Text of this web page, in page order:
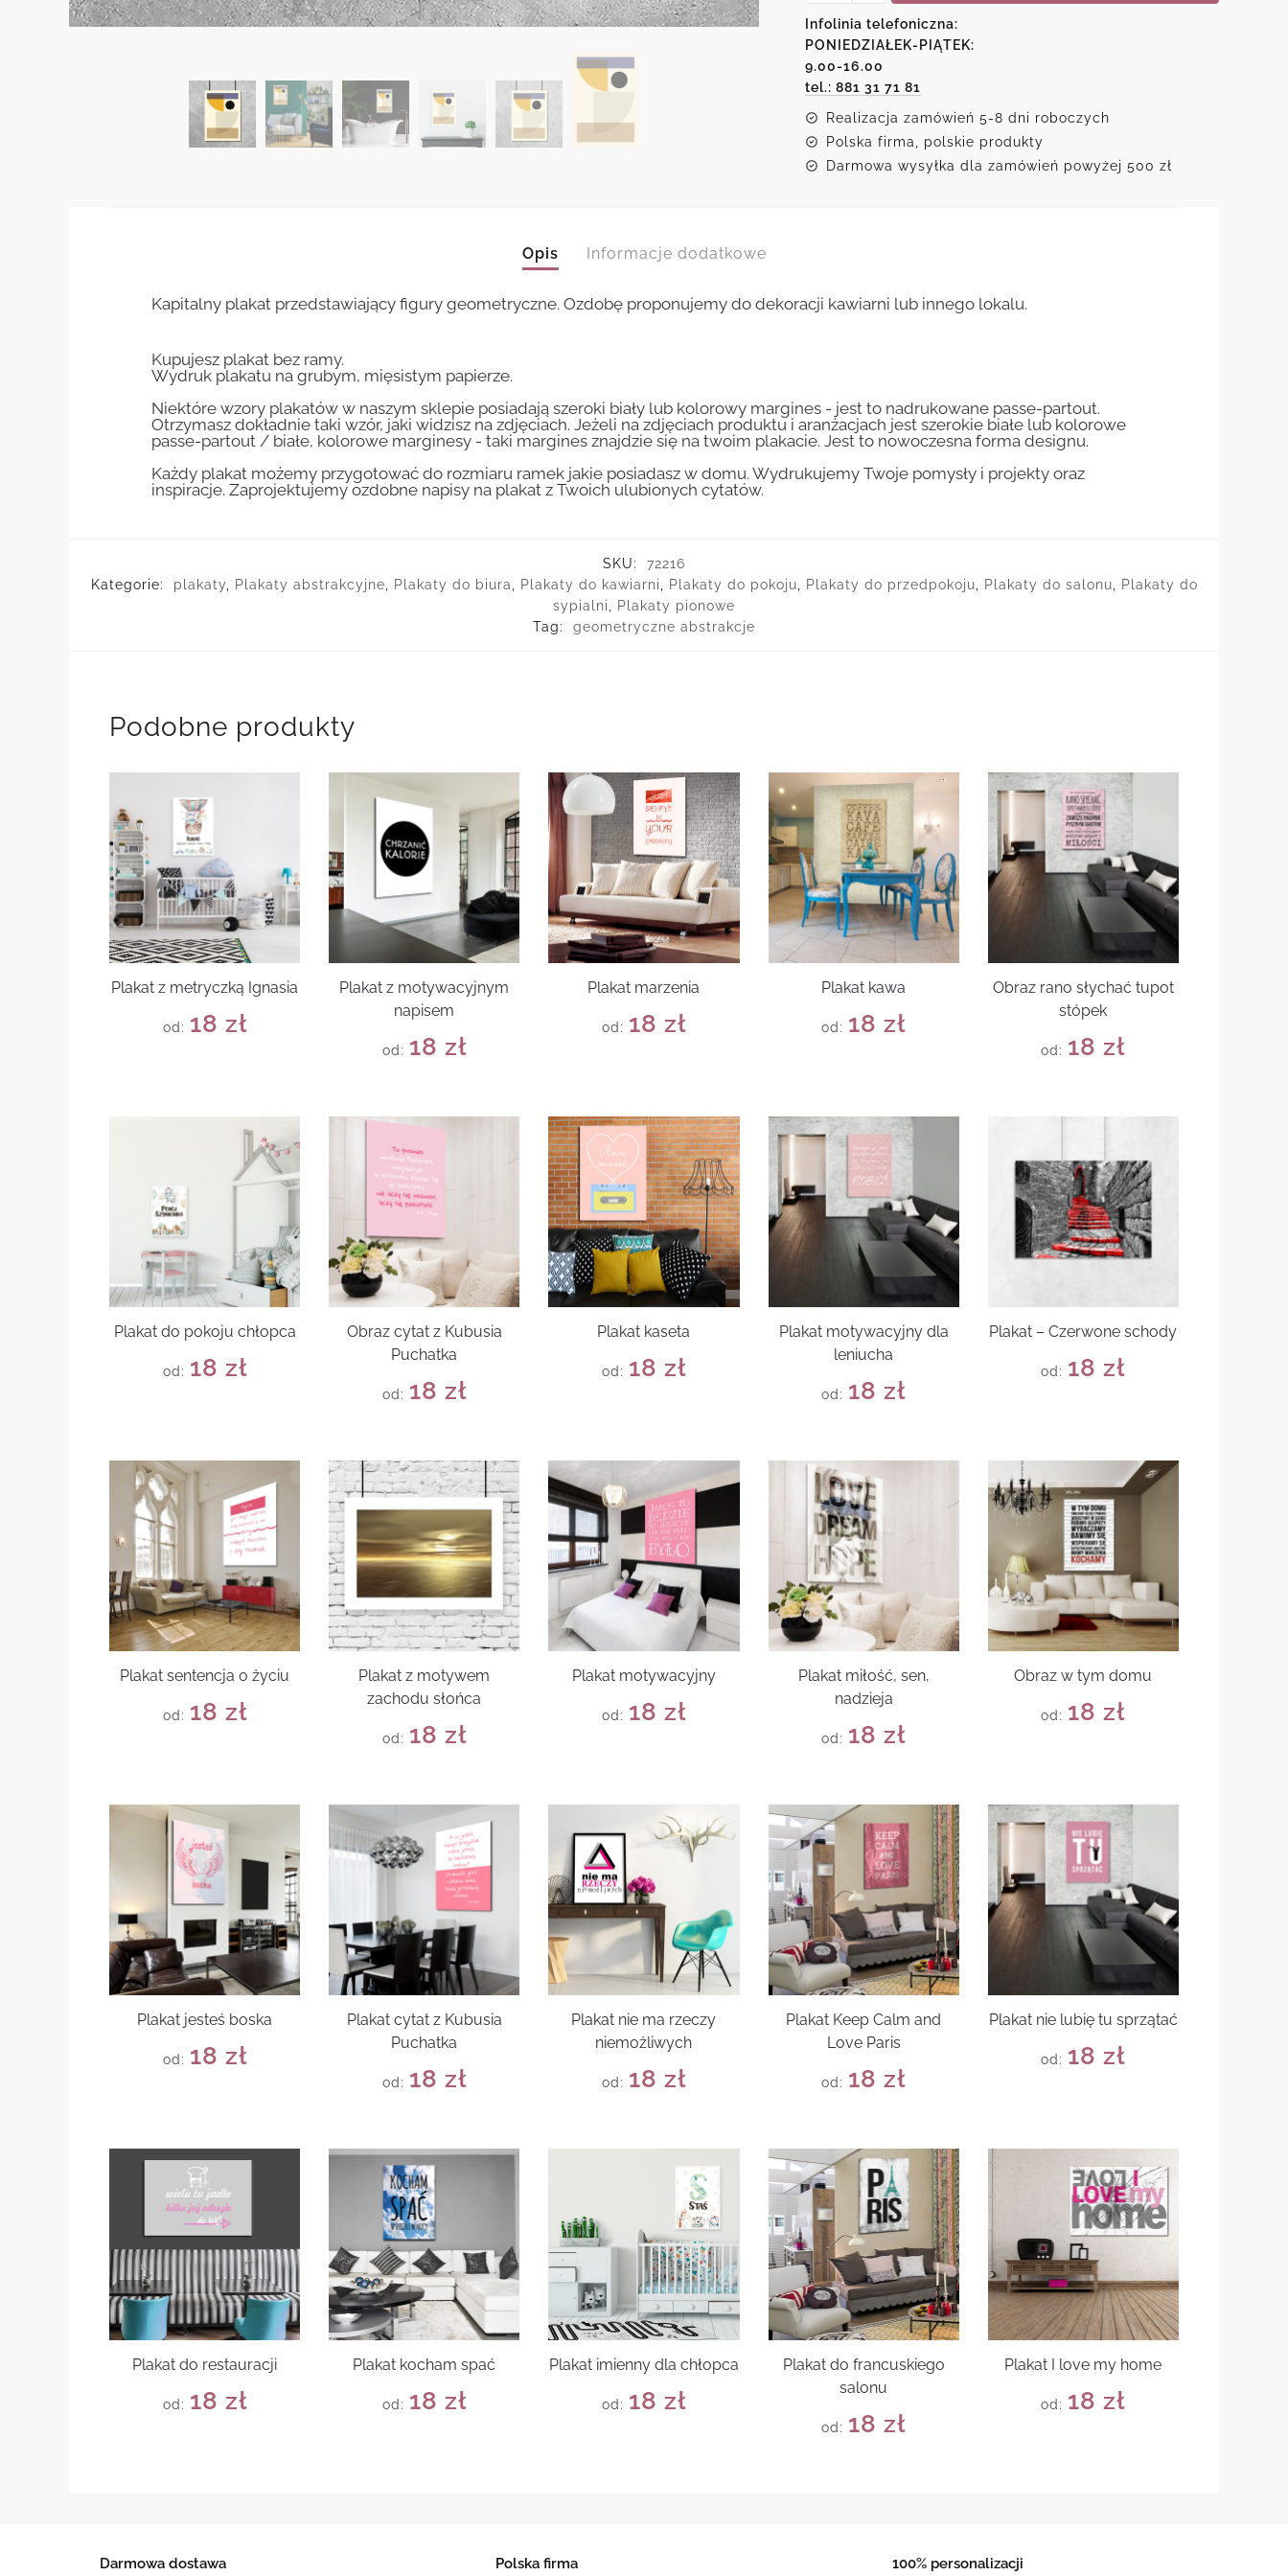
abstrakcyjnych
figur
Infolinia telefoniczna:
PONIEDZIAŁEK-PIĄTEK:
9.00-16.00
tel.: 881 31 71 81
Realizacja zamówień 5-8 dni roboczych
Polska firma, polskie produkty
Darmowa wysyłka dla zamówień powyżej 500 zł
Opis Informacje dodatkowe
Kapitalny plakat przedstawiający figury geometryczne. Ozdobę proponujemy do dekoracji kawiarni lub innego lokalu.
Kupujesz plakat bez ramy.
Wydruk plakatu na grubym, mięsistym papierze.
Niektóre wzory plakatów w naszym sklepie posiadają szeroki biały lub kolorowy margines - jest to nadrukowane passe-partout.
Otrzymasz dokładnie taki wzór, jaki widzisz na zdjęciach. Jeżeli na zdjęciach produktu i aranżacjach jest szerokie białe lub kolorowe
passe-partout / białe, kolorowe marginesy - taki margines znajdzie się na twoim plakacie. Jest to nowoczesna forma designu.
Każdy plakat możemy przygotować do rozmiaru ramek jakie posiadasz w domu. Wydrukujemy Twoje pomysły i projekty oraz
inspiracje. Zaprojektujemy ozdobne napisy na plakat z Twoich ulubionych cytatów.
SKU:
72216
Kategorie:
plakaty Plakaty abstrakcyjne Plakaty do biura Plakaty do kawiarni Plakaty do pokoju Plakaty do przedpokoju Plakaty do salonu
Plakaty do
sypialni
Plakaty pionowe
Tag:
geometryczne abstrakcje
Podobne produkty
Plakat z metryczką Ignasia
od: 18 zł
Plakat z motywacyjnym
napisem
od: 18 zł
Plakat marzenia
od: 18 zł
Plakat kawa
od: 18zł
Obraz rano słychać tupot
stópek
od: 18zł
Plakat do pokoju chłopca
od: 18 zł
Obraz cytat z Kubusia
Puchatka
od: 18 zł
Plakat kaseta
od: 18 zł
Plakat motywacyjny dla
leniucha
od: 18zł
Plakat – Czerwone schody
od: 18zł
Plakat sentencja o życiu
od: 18 zł
Plakat z motywem
zachodu słońca
od: 18 zł
Plakat motywacyjny
od: 18 zł
Plakat miłość, sen,
nadzieja
od: 18zł
Obraz w tym domu
od: 18zł
Plakat jesteś boska
od: 18 zł
Plakat cytat z Kubusia
Puchatka
od: 18 zł
Plakat nie ma rzeczy
niemożliwych
od: 18 zł
Plakat Keep Calm and
Love Paris
od: 18zł
Plakat nie lubię tu sprzątać
od: 18zł
Plakat do restauracji
od: 18 zł
Plakat kocham spać
od: 18 zł
Plakat imienny dla chłopca
od: 18 zł
Plakat do francuskiego
salonu
od: 18zł
Plakat I love my home
od: 18zł
Darmowa dostawa Polska firma 100% personalizacji